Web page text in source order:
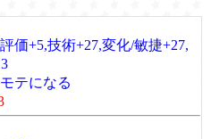
価+5,技術+27,変化/敏捷+27,
テになる